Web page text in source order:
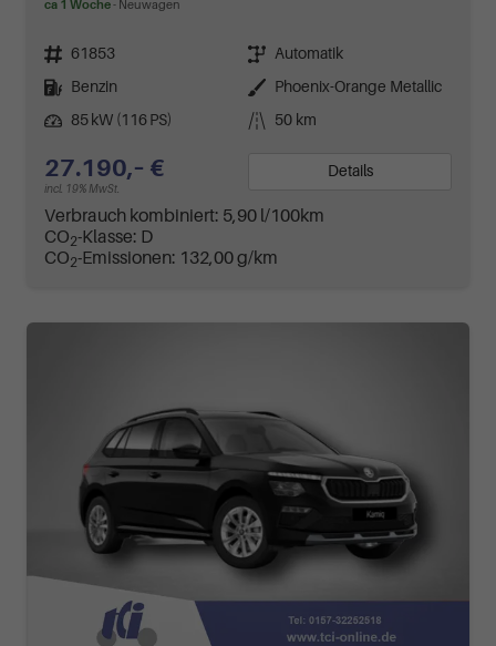
ca 1 Woche Neuwagen
Fahrzeugnr. 61853 Getriebe Automatik
Kraftstoff
Benzin Außenfarbe
Phoenix-Orange Metallic
Leistung 85 kW (116 PS) Kilometerstand 50 km
27.190,– €
incl. 19% MwSt.
Details
Verbrauch kombiniert: 5,90 l/100km
CO2-Klasse: D
CO2-Emissionen: 132,00 g/km